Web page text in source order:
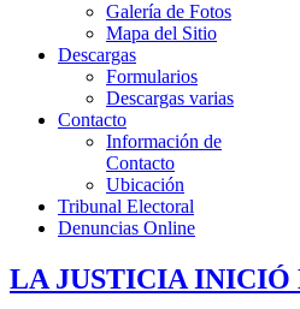
Galería de Fotos
Mapa del Sitio
Descargas
Formularios
Descargas varias
Contacto
Información de
Contacto
Ubicación
Tribunal Electoral
Denuncias Online
LA JUSTICIA INICIÓ